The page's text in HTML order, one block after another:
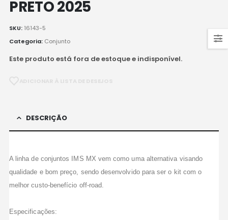
PRETO 2025
SKU: 16143-5
Categoria: Conjunto
Este produto está fora de estoque e indisponível.
DESCRIÇÃO
A linha de conjuntos IMS MX vem como uma alternativa visando
qualidade e bom preço, sendo desenvolvido para ser o kit com o
melhor custo-benefício off-road.
Especificações: